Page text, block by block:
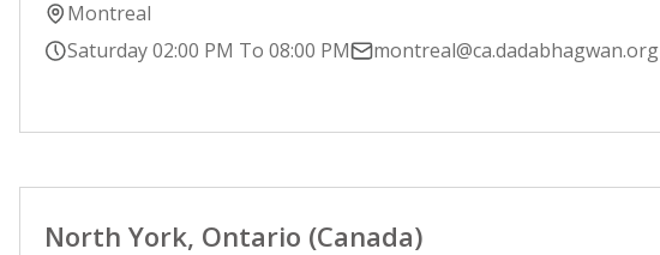
Montreal
Saturday 02:00 PM To 08:00 PM
montreal@ca.dadabhagwan.org
North York, Ontario (Canada)